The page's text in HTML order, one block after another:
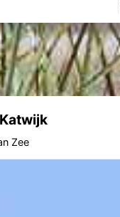
Zee